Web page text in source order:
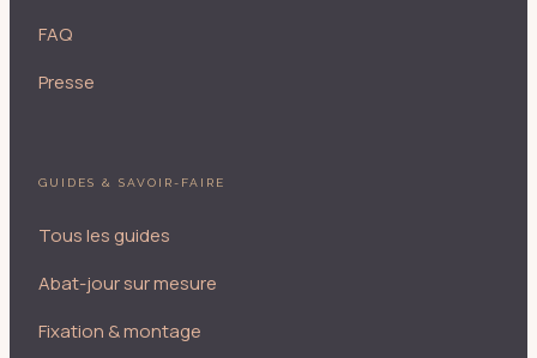
FAQ
Presse
GUIDES & SAVOIR-FAIRE
Tous les guides
Abat-jour sur mesure
Fixation & montage